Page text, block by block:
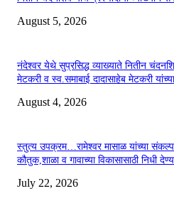
August 5, 2026
नंदेश्वर येथे सुप्रसिद्ध व्याख्याते नितीन
मेटकरी व स्व.समाबाई दादासाहेब मेटकरी
August 4, 2026
स्तुत्य उपक्रम…रामेश्वर मासाळ यांच्या
कौतुक,शाळा व गावाच्या विकासासाठी निधी
July 22, 2026